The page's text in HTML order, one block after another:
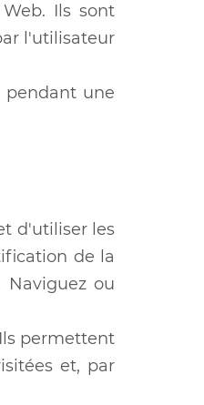
Ils sont
l'utilisateur
pendant une
d'utiliser les
de la
Naviguez ou
permettent
et, par